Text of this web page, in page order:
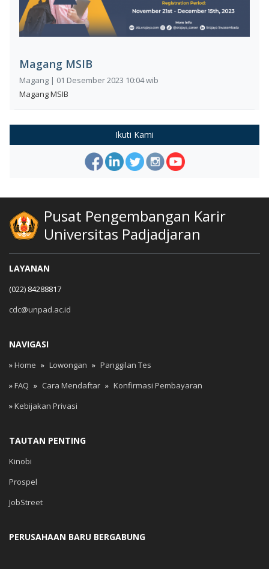
Magang MSIB
Magang | 01 Desember 2023 10:04 wib
Magang MSIB
Ikuti Kami
Pusat Pengembangan Karir
Universitas Padjadjaran
LAYANAN
(022) 84288817
cdc@unpad.ac.id
NAVIGASI
»Home » Lowongan » Panggilan Tes
»FAQ » Cara Mendaftar » Konfirmasi Pembayaran
»Kebijakan Privasi
TAUTAN PENTING
Kinobi
Prospel
JobStreet
PERUSAHAAN BARU BERGABUNG